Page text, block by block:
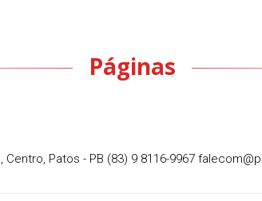
Páginas
Centro, Patos - PB (83) 9 8116-9967